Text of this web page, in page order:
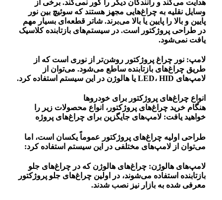
هدایت می‌کند و رانندگان دیگر را کور نمی‌کند. برخی از
وسایل نقلیه به چراغ‌هایی مجهز هستند که سوئیچ بین نور
پایین و بالا را پایین یا بالا می‌برند. شاتر قطعه‌ای بسیار مهم
در طراحی پروژکتور است. در سیستم‌های بازتابنده کلاسیک
یافت نمی‌شود.
لامپ: نور چراغ پروژکتور روشن‌تر از نوری است که از
طریق چراغ‌های بازتابنده ساطع می‌شود. می‌توان از
لامپ‌های LED، HID یا هالوژن در این سیستم استفاده کرد.
انواع چراغ‌های پروژکتور برای خودروها
هنگام خرید چراغ‌های پروژکتور، انواع محصولات زیر را
خواهید یافت: لامپ‌های جایگزین برای چراغ‌های پروژه
طراحی اولیه چراغ‌های پروژکتور عموماً یکسان است، اما
می‌توان از لامپ‌های مختلفی در این سیستم استفاده کرد:
لامپ‌های هالوژن: چراغ‌های هالوژن که در چراغ‌های جلو
بازتابنده استفاده می‌شوند، در اولین چراغ‌های جلو پروژکتور
معرفی شده به بازار نیز نصب شدند.